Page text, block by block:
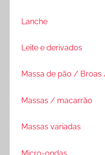
Lanche
Leite e derivados
Massa de pão / Broas
Massas / macarrão
Massas variadas
Micro-ondas